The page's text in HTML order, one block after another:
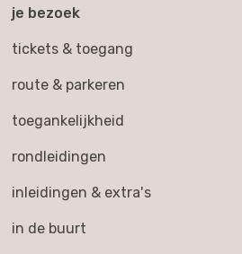
je bezoek
tickets & toegang
route & parkeren
toegankelijkheid
rondleidingen
inleidingen & extra's
in de buurt